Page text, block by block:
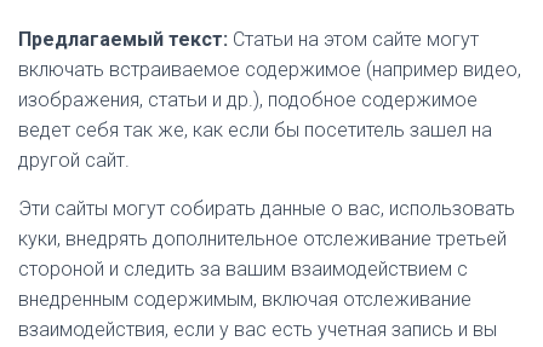
Предлагаемый текст: Статьи на этом сайте могут
включать встраиваемое содержимое (например видео,
изображения, статьи и др.), подобное содержимое
ведет себя так же, как если бы посетитель зашел на
другой сайт.
Эти сайты могут собирать данные о вас, использовать
куки, внедрять дополнительное отслеживание третьей
стороной и следить за вашим взаимодействием с
внедренным содержимым, включая отслеживание
взаимодействия, если у вас есть учетная запись и вы